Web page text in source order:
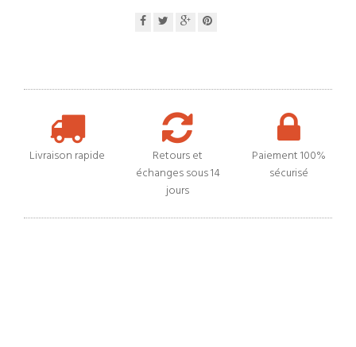
Livraison rapide
Retours et
échanges sous 14
jours
Paiement 100%
sécurisé